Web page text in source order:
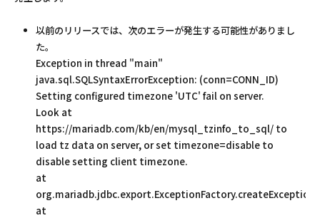
以前のリリースでは、次のエラーが発生する可能性がありまし
た。
Exception in thread "main"
java.sql.SQLSyntaxErrorException: (conn=CONN_ID)
Setting configured timezone 'UTC' fail on server.
Look at
https://mariadb.com/kb/en/mysql_tzinfo_to_sql/ to
load tz data on server, or set timezone=disable to
disable setting client timezone.
at
at